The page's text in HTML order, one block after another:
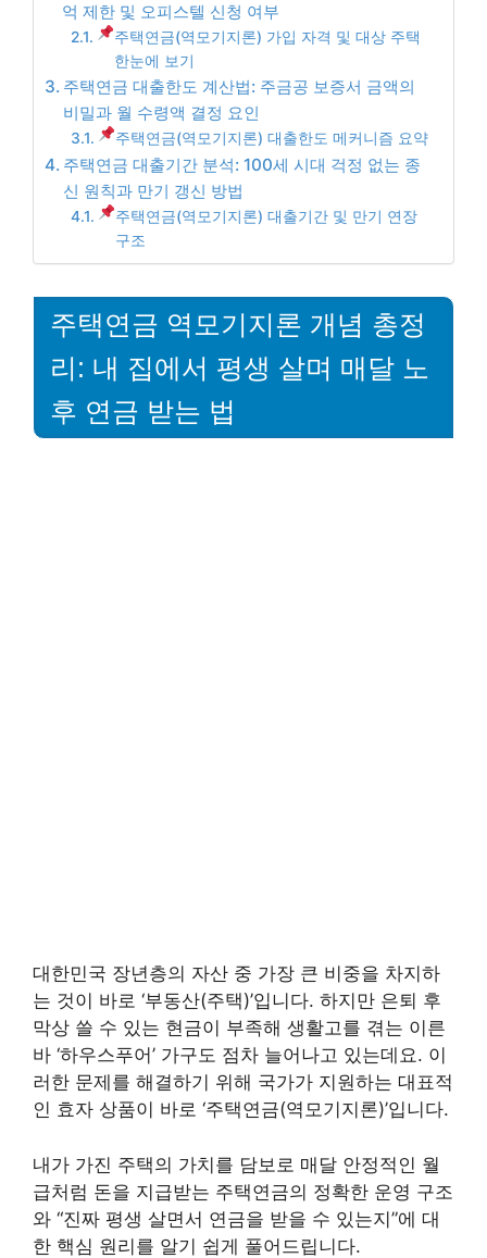
억 제한 및 오피스텔 신청 여부
주택연금(역모기지론) 가입 자격 및 대상 주택
한눈에 보기
주택연금 대출한도 계산법: 주금공 보증서 금액의
비밀과 월 수령액 결정 요인
주택연금(역모기지론) 대출한도 메커니즘 요약
주택연금 대출기간 분석: 100세 시대 걱정 없는 종
신 원칙과 만기 갱신 방법
주택연금(역모기지론) 대출기간 및 만기 연장
구조
주택연금 역모기지론 개념 총정
리: 내 집에서 평생 살며 매달 노
후 연금 받는 법
대한민국 장년층의 자산 중 가장 큰 비중을 차지하
는 것이 바로 ‘부동산(주택)’입니다. 하지만 은퇴 후
막상 쓸 수 있는 현금이 부족해 생활고를 겪는 이른
바 ‘하우스푸어’ 가구도 점차 늘어나고 있는데요. 이
러한 문제를 해결하기 위해 국가가 지원하는 대표적
인 효자 상품이 바로 ‘주택연금(역모기지론)’입니다.
내가 가진 주택의 가치를 담보로 매달 안정적인 월
급처럼 돈을 지급받는 주택연금의 정확한 운영 구조
와 “진짜 평생 살면서 연금을 받을 수 있는지”에 대
한 핵심 원리를 알기 쉽게 풀어드립니다.